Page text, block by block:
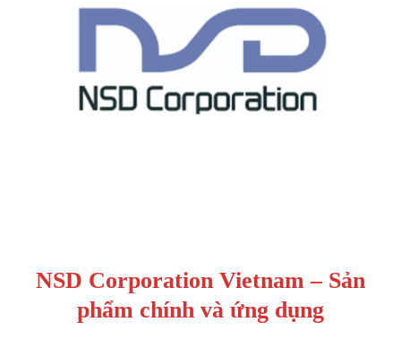
NSD Corporation Vietnam – Sản
phẩm chính và ứng dụng